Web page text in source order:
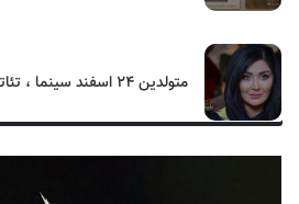
متولدین ۲۴ اسفند سینما ، تئاتر و موسیقی؛ مریم معصومی